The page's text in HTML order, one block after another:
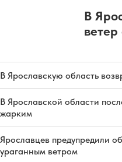
В
В Ярославскую область
В Ярославской области
жарким
Ярославцев предупредили
ураганным ветром